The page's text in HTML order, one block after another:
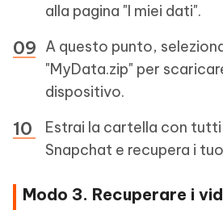
alla pagina "I miei dati".
A questo punto,
"MyData.zip" per
dispositivo.
Estrai la cartella con
Snapchat e recupera i
Modo 3. Recuperare i